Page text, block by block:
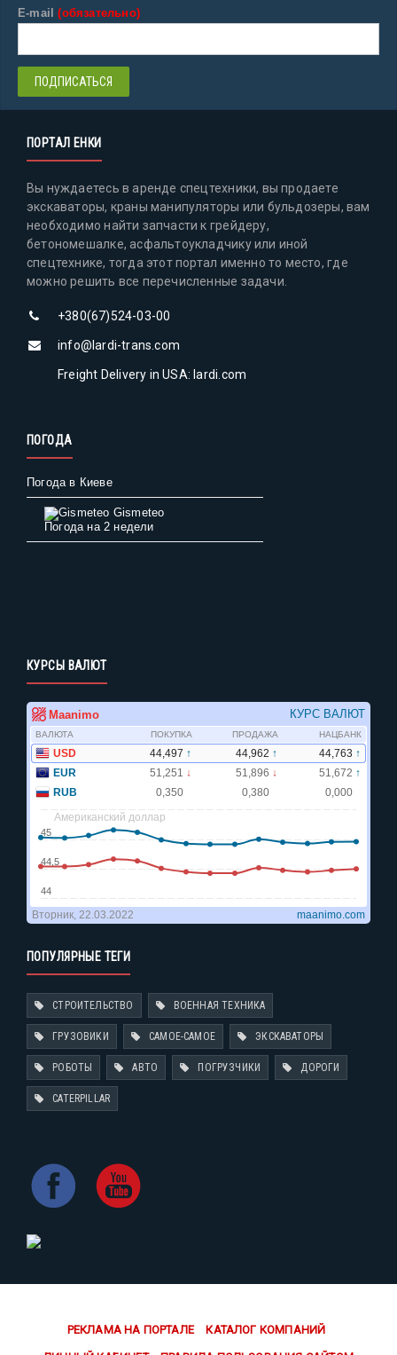
E-mail(обязательно)
ПОРТАЛ ЕНКИ
Вы нуждаетесь в аренде спецтехники, вы продаете
экскаваторы, краны манипуляторы или бульдозеры, вам
необходимо найти запчасти к грейдеру,
бетономешалке, асфальтоукладчику или иной
спецтехнике, тогда этот портал именно то место, где
можно решить все перечисленные задачи.
+380(67)524-03-00
info@lardi-trans.com
Freight Delivery in USA: lardi.com
ПОГОДА
Погода в Киеве
Gismeteo
Погода на 2 недели
КУРСЫ ВАЛЮТ
ПОПУЛЯРНЫЕ ТЕГИ
СТРОИТЕЛЬСТВО ВОЕННАЯ ТЕХНИКА
ГРУЗОВИКИ САМОЕ-САМОЕ ЭКСКАВАТОРЫ
РОБОТЫ АВТО ПОГРУЗЧИКИ ДОРОГИ
CATERPILLAR
РЕКЛАМА НА ПОРТАЛЕ КАТАЛОГ КОМПАНИЙ